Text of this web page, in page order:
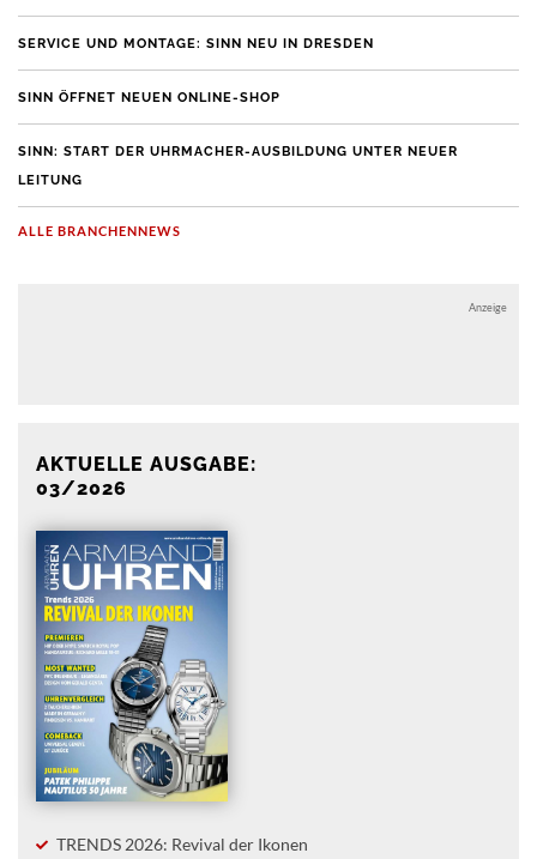
SERVICE UND MONTAGE: SINN NEU IN DRESDEN
SINN ÖFFNET NEUEN ONLINE-SHOP
SINN: START DER UHRMACHER-AUSBILDUNG UNTER NEUER
LEITUNG
ALLE BRANCHENNEWS
Anzeige
AKTUELLE AUSGABE:
03/2026
TRENDS 2026: Revival der Ikonen